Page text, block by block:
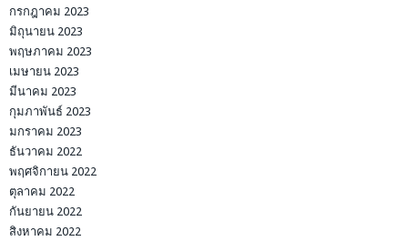
กรกฎาคม 2023
มิถุนายน 2023
พฤษภาคม 2023
เมษายน 2023
มีนาคม 2023
กุมภาพันธ์ 2023
มกราคม 2023
ธันวาคม 2022
พฤศจิกายน 2022
ตุลาคม 2022
กันยายน 2022
สิงหาคม 2022